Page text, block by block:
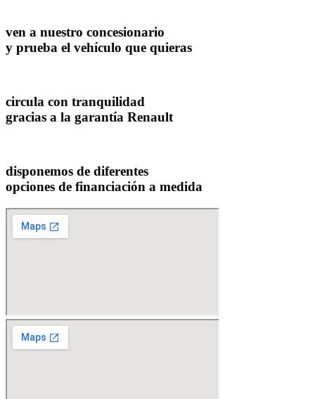
ven a nuestro concesionario
y prueba el vehículo que quieras
circula con tranquilidad
gracias a la garantía Renault
disponemos de diferentes
opciones de financiación a medida